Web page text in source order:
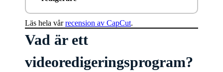
Läs hela vårrecension av CapCut.
Vad är ett
videoredigeringsprogram?